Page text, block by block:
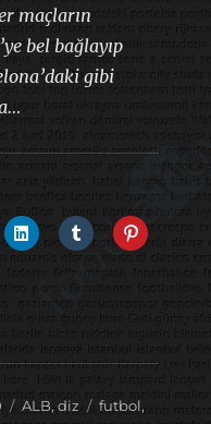
maçların
bel bağlayıp
gibi
Kategoriler
ALB, diz Etiketler
futbol,